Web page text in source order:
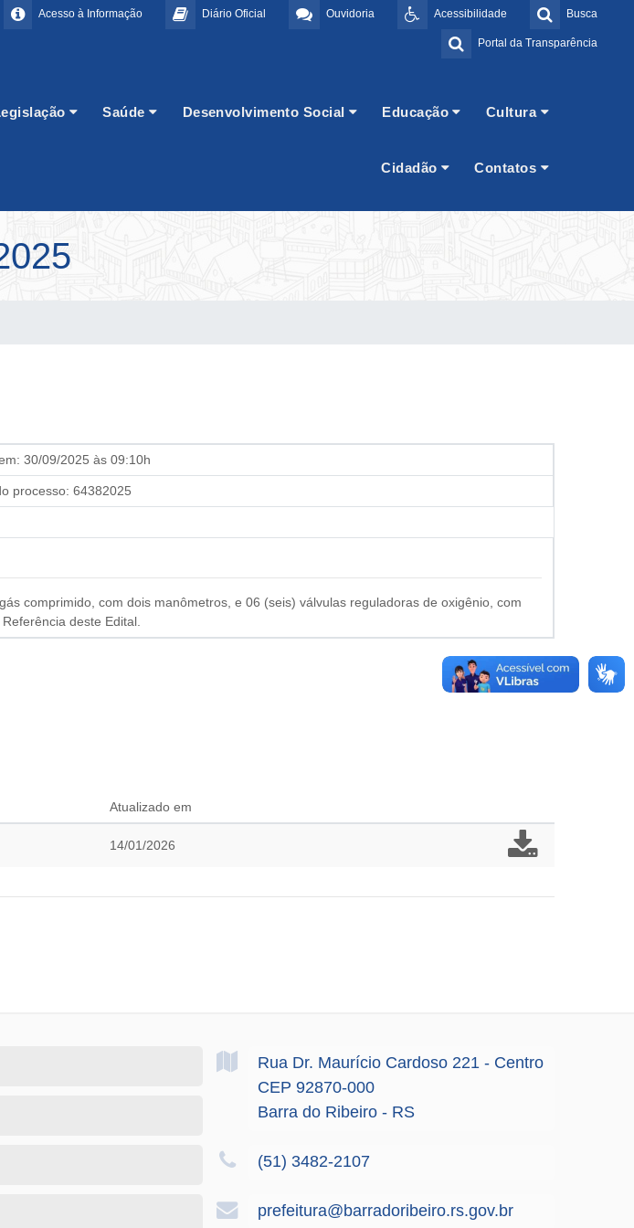
Busca
Acessibilidade
Ouvidoria
Diário Oficial
Acesso à Informação
Portal da Transparência
Saúde Desenvolvimento Social Educação Cultura
Cidadão Contatos
30/09/2025 às 09:10h
processo: 64382025
comprimido, com dois manômetros, e 06 (seis) válvulas reguladoras de oxigênio, com
deste Edital.
Atualizado em
14/01/2026
Rua Dr. Maurício Cardoso 221 - Centro
CEP 92870-000
Barra do Ribeiro - RS
(51) 3482-2107
prefeitura@barradoribeiro.rs.gov.br